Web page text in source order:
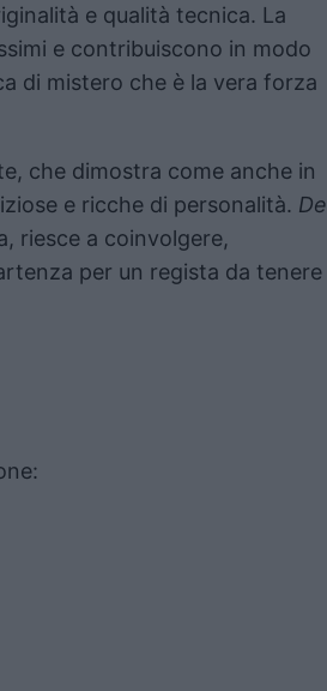
e qualità tecnica. La
e contribuiscono in modo
di mistero che è la vera forza
che dimostra come anche in
e ricche di personalità. De
riesce a coinvolgere,
per un regista da tenere